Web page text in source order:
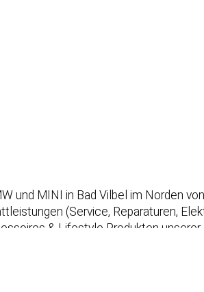
und MINI in Bad Vilbel im Norden
(Service, Reparaturen,
& Lifestyle Produkten